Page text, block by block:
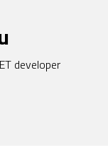
developer